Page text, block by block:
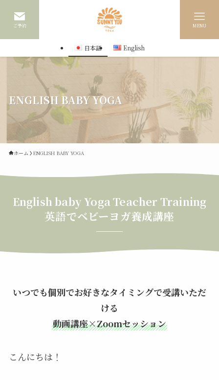
ご予約 MENU
日本語 English
ENGLISH BABY YOGA
ホーム ENGLISH BABY YOGA
English baby Yoga Teacher Training
英語でベビーヨガ養成講座
いつでも個別でお好きなタイミングで受講いただ
ける
動画講座×Zoomセッション
こんにちは！